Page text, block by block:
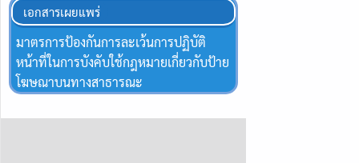
เอกสารเผยแพร่
มาตรการป้องกันการละเว้นการปฏิบัติ
หน้าที่ในการบังคับใช้กฎหมายเกี่ยวกับป้าย
โฆษณาบนทางสาธารณะ